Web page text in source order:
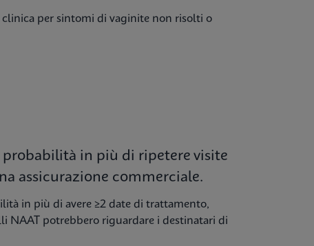
per sintomi di vaginite non risolti o
probabilità in più di ripetere visite
assicurazione commerciale.
in più di avere ≥2 date di trattamento,
NAAT potrebbero riguardare i destinatari di